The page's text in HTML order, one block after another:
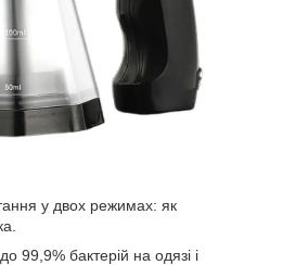
у двох режимах: як
99,9% бактерій на одязі і